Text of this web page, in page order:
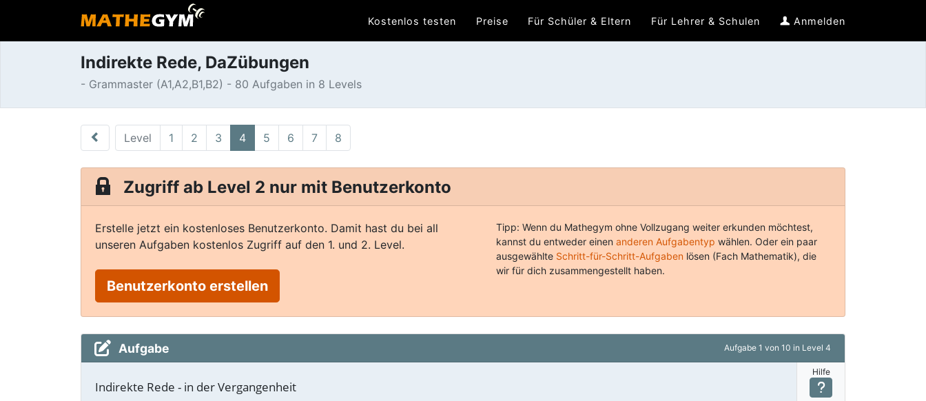
Kostenlos testen Preise Für Schüler & Eltern Für Lehrer & Schulen Anmelden
Indirekte Rede, DaZübungen
- Grammaster (A1,A2,B1,B2) - 80 Aufgaben in 8 Levels
Level 1 2 3 4 5 6 7 8
Zugriff ab Level 2 nur mit Benutzerkonto
Erstelle jetzt ein kostenloses Benutzerkonto. Damit hast du bei all
unseren Aufgaben kostenlos Zugriff auf den 1. und 2. Level.
Benutzerkonto erstellen
Tipp: Wenn du Mathegym ohne Vollzugang weiter erkunden möchtest,
kannst du entweder einen anderen Aufgabentyp wählen. Oder ein paar
ausgewählte Schritt-für-Schritt-Aufgaben lösen (Fach Mathematik), die
wir für dich zusammengestellt haben.
Aufgabe Aufgabe 1 von 10 in Level 4
Indirekte Rede - in der Vergangenheit
Hilfe